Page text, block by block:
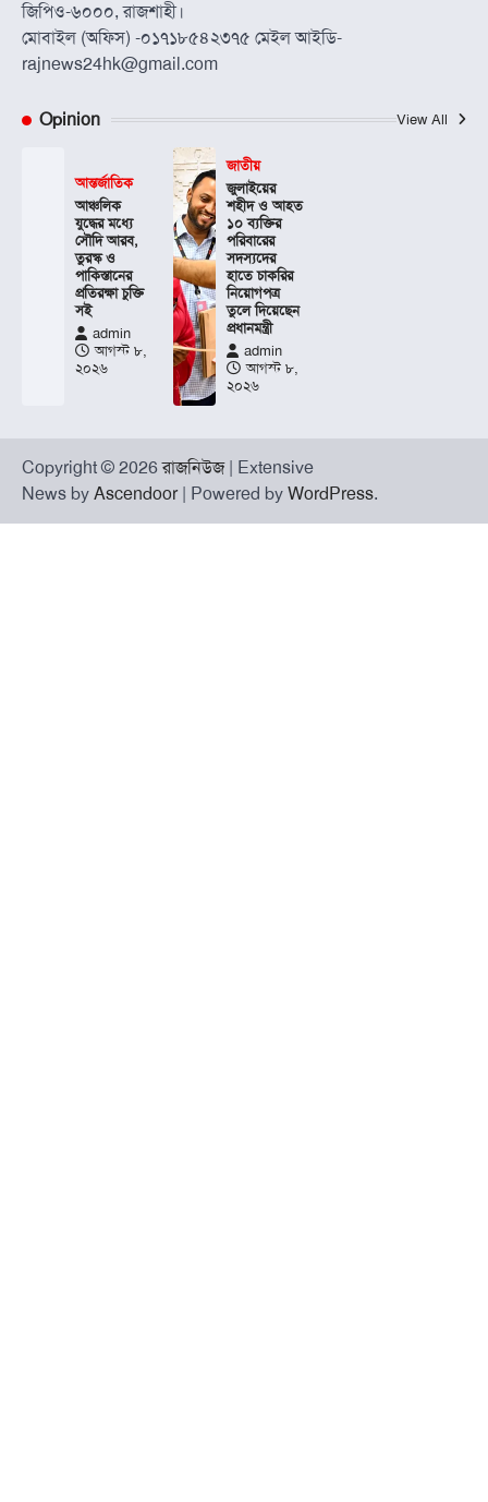
জিপিও-৬০০০, রাজশাহী।
মোবাইল (অফিস) -০১৭১৮৫৪২৩৭৫ মেইল আইডি-
rajnews24hk@gmail.com
Opinion View All
আন্তর্জাতিক
আঞ্চলিক
যুদ্ধের মধ্যে
সৌদি আরব,
তুরস্ক ও
পাকিস্তানের
প্রতিরক্ষা চুক্তি
সই
admin
আগস্ট ৮,
২০২৬
জাতীয়
জুলাইয়ের
শহীদ ও আহত
১০ ব্যক্তির
পরিবারের
সদস্যদের
হাতে চাকরির
নিয়োগপত্র
তুলে দিয়েছেন
প্রধানমন্ত্রী
admin
আগস্ট ৮,
২০২৬
Copyright © 2026রাজনিউজ| Extensive
News by Ascendoor| Powered by WordPress.